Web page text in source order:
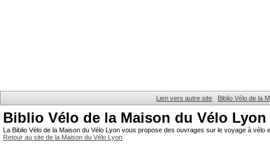
Lien vers autre site Biblio Vélo de la
Biblio Vélo de la Maison du Vélo Lyon
La Biblio Vélo de la Maison du Vélo Lyon vous propose des ouvrages sur le voyage à
Retour au site de la Maison du Vélo Lyon